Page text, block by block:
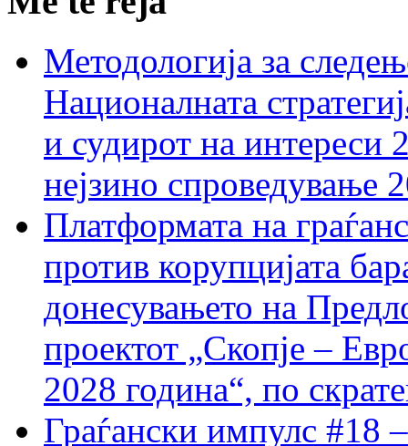
Методологија за
Националната
и судирот на интереси
нејзино спроведување
Платформата на
против корупцијата
донесувањето на
проектот „Скопје –
2028 година“, по
Граѓански импулс #18